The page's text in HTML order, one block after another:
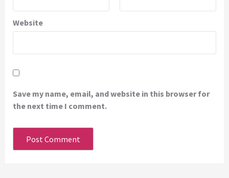
Website
Save my name, email, and website in this browser for
the next time I comment.